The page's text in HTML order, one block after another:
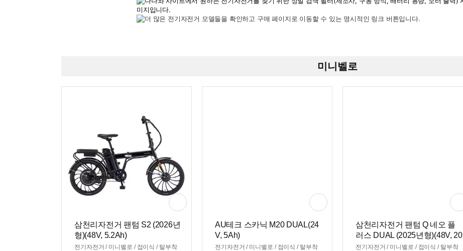
미니벨로
삼천리자전거 팬텀 S2 (2026년
형)(48V, 5.2Ah)
전기자전거 / 미니벨로 / 접이식 / 탈부착
AU테크 스카닉 M20 DUAL(24
V, 5Ah)
전기자전거 / 미니벨로 / 접이식 / 탈부착
삼천리자전거 팬텀 Q 네오 플
러스 DUAL (2025년형)(48V, 20
Ah)
전기자전거 / 미니벨로 / 접이식 / 탈부착